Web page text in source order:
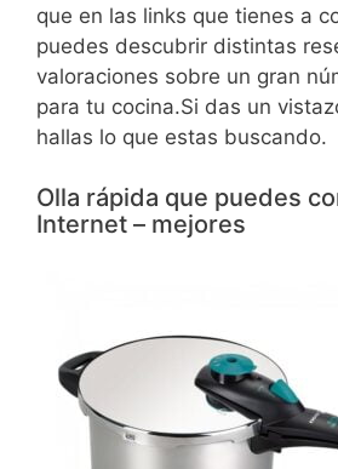
que en las links que tienes a
puedes descubrir distintas
valoraciones sobre un gran
para tu cocina.Si das un
hallas lo que estas buscando.
Olla rápida que puedes
Internet – mejores